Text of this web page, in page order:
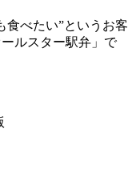
食べたい”というお客
ルスター駅弁」で